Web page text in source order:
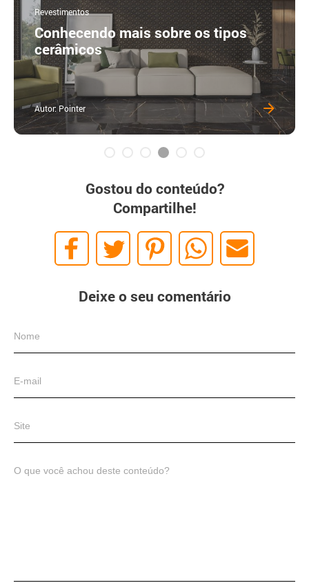
Revestimentos
Conhecendo mais sobre os tipos
cerâmicos
Autor: Pointer
Gostou do conteúdo?
Compartilhe!
Deixe o seu comentário